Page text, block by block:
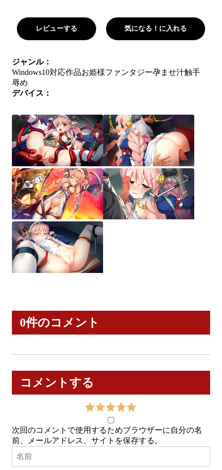
レビューする 気になる！に入れる
ジャンル：
Windows10対応作品お姫様ファンタジー孕ませ汁触手
辱め
デバイス：
0件のコメント
コメントする
次回のコメントで使用するためブラウザーに自分の名
前、メールアドレス、サイトを保存する。